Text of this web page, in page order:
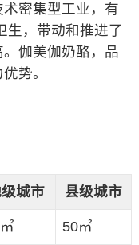
密集型工业，有
生，带动和推进了
伽美伽奶酪，品
势。
城市 县级城市
50㎡